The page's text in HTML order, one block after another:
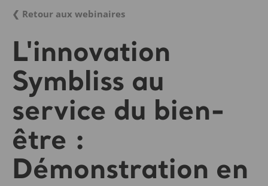
❮ Retour aux webinaires
L'innovation
Symbliss au
service du bien-
être :
Démonstration en